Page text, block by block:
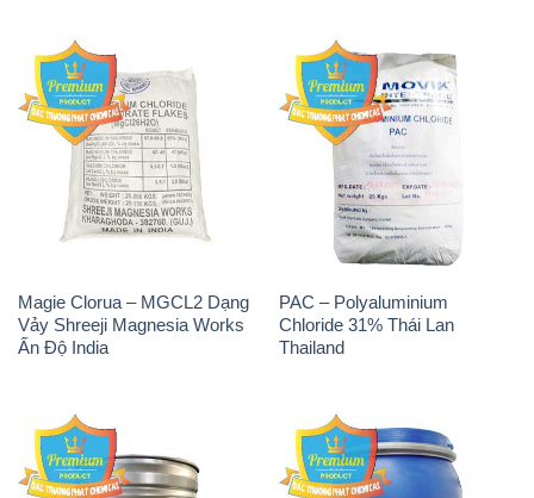
Magie Clorua – MGCL2 Dạng
Vảy Shreeji Magnesia Works
Ấn Độ India
PAC – Polyaluminium
Chloride 31% Thái Lan
Thailand